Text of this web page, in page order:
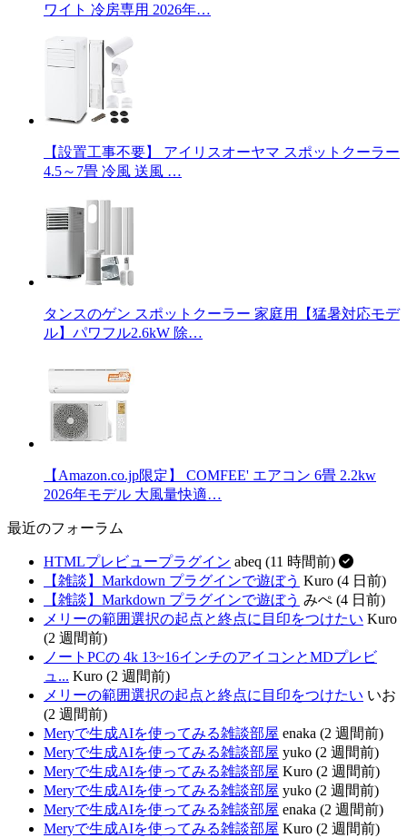
ワイト 冷房専用 2026年…
【設置工事不要】 アイリスオーヤマ スポットクーラー
4.5～7畳 冷風 送風 …
タンスのゲン スポットクーラー 家庭用【猛暑対応モデ
ル】パワフル2.6kW 除…
【Amazon.co.jp限定】 COMFEE' エアコン 6畳 2.2kw
2026年モデル 大風量快適…
最近のフォーラム
HTMLプレビュープラグイン abeq (11 時間前)
【雑談】Markdown プラグインで遊ぼう Kuro (4 日前)
【雑談】Markdown プラグインで遊ぼう みぺ (4 日前)
メリーの範囲選択の起点と終点に目印をつけたい Kuro
(2 週間前)
ノートPCの 4k 13~16インチのアイコンとMDプレビ
ュ... Kuro (2 週間前)
メリーの範囲選択の起点と終点に目印をつけたい いお
(2 週間前)
Meryで生成AIを使ってみる雑談部屋 enaka (2 週間前)
Meryで生成AIを使ってみる雑談部屋 yuko (2 週間前)
Meryで生成AIを使ってみる雑談部屋 Kuro (2 週間前)
Meryで生成AIを使ってみる雑談部屋 yuko (2 週間前)
Meryで生成AIを使ってみる雑談部屋 enaka (2 週間前)
Meryで生成AIを使ってみる雑談部屋 Kuro (2 週間前)